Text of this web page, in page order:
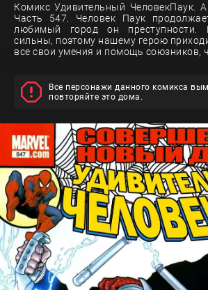
Комикс Удивительный ЧеловекПаук.
Часть 547. Человек Паук
любимый город он преступности.
сильны, поэтому нашему герою
все свои умения и помощь союзников,
Все персонажи данного комикса
повторяйте это дома.